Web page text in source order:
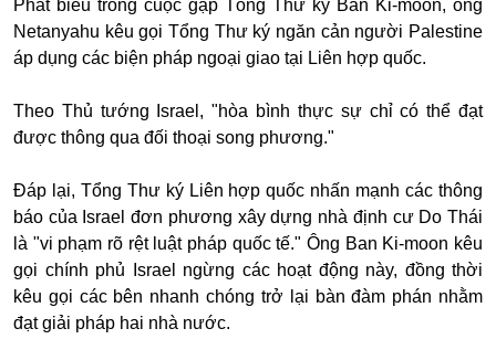
Phát biểu trong cuộc gặp Tổng Thư ký Ban Ki-moon, ông
Netanyahu kêu gọi Tổng Thư ký ngăn cản người Palestine
áp dụng các biện pháp ngoại giao tại Liên hợp quốc.
Theo Thủ tướng Israel, "hòa bình thực sự chỉ có thể đạt
được thông qua đối thoại song phương."
Đáp lại, Tổng Thư ký Liên hợp quốc nhấn mạnh các thông
báo của Israel đơn phương xây dựng nhà định cư Do Thái
là "vi phạm rõ rệt luật pháp quốc tế." Ông Ban Ki-moon kêu
gọi chính phủ Israel ngừng các hoạt động này, đồng thời
kêu gọi các bên nhanh chóng trở lại bàn đàm phán nhằm
đạt giải pháp hai nhà nước.